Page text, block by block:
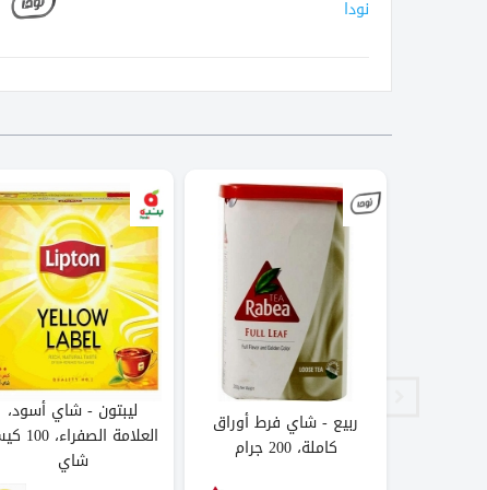
نودا
ربيع - شاي فرط أوراق
كاملة، 200 جرام
ليبتون - شاي أسود،
العلامة
شاي